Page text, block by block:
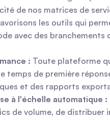
de nos matrices de
les outils qui
avec des branchements
: Toute plateforme
temps de première
et des rapports
à l'échelle automatique :
de volume, de